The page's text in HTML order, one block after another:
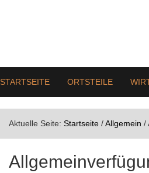
STARTSEITE ORTSTEILE
Aktuelle Seite: Startseite /Allgemein /